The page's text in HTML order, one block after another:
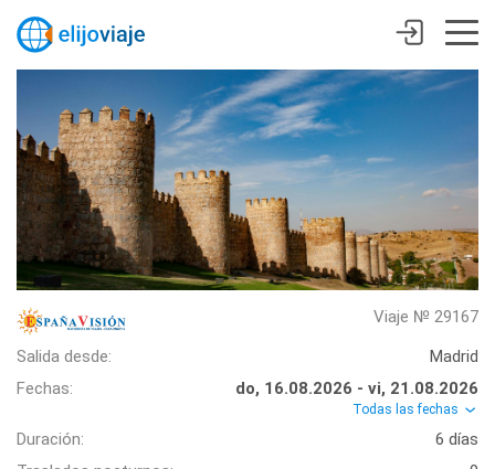
Viaje № 29167
Salida desde:
Madrid
Fechas:
do, 16.08.2026 - vi, 21.08.2026
Todas las fechas
Duración:
6 días